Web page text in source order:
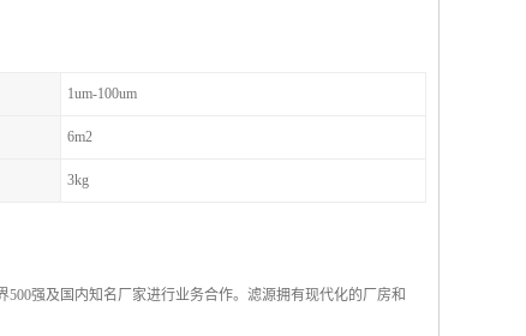
1um-100um
6m2
3kg
强及国内知名厂家进行业务合作。滤源拥有现代化的厂房和